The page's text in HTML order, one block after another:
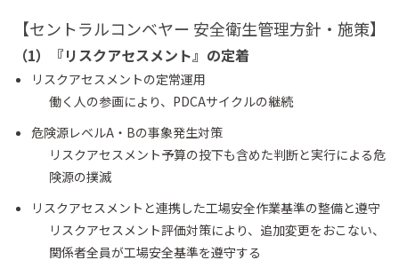
【セントラルコンベヤー 安全衛生管理方針・施策】
（1）『リスクアセスメント』の定着
リスクアセスメントの定常運用
働く人の参画により、PDCAサイクルの継続
危険源レベルA・Bの事象発生対策
リスクアセスメント予算の投下も含めた判断と実行による危
険源の撲滅
リスクアセスメントと連携した工場安全作業基準の整備と遵守
リスクアセスメント評価対策により、追加変更をおこない、
関係者全員が工場安全基準を遵守する